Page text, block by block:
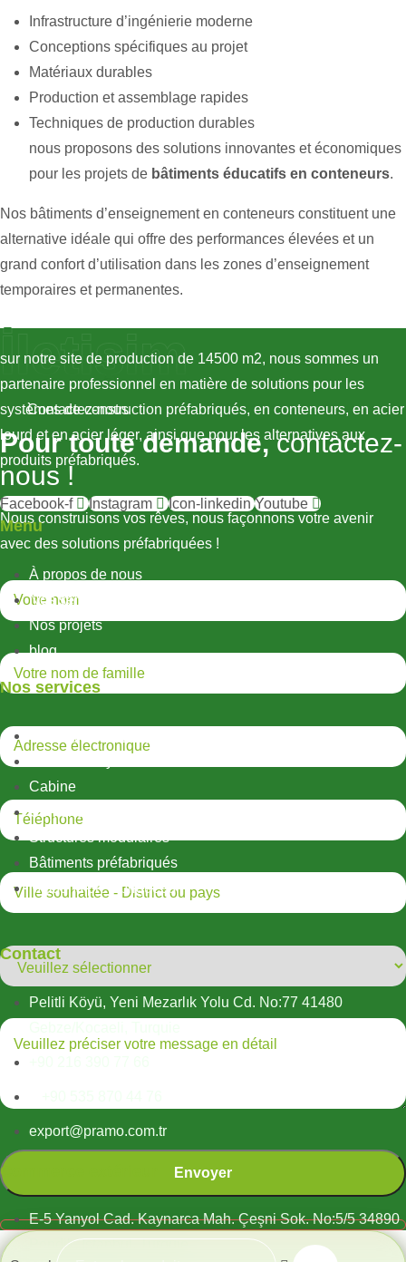
Infrastructure d’ingénierie moderne
Conceptions spécifiques au projet
Matériaux durables
Production et assemblage rapides
Techniques de production durables
nous proposons des solutions innovantes et économiques
pour les projets de bâtiments éducatifs en conteneurs.
Nos bâtiments d’enseignement en conteneurs constituent une
alternative idéale qui offre des performances élevées et un
grand confort d’utilisation dans les zones d’enseignement
temporaires et permanentes.
sur notre site de production de 14500 m2, nous sommes un
partenaire professionnel en matière de solutions pour les
systèmes de construction préfabriqués, en conteneurs, en acier
lourd et en acier léger, ainsi que pour les alternatives aux
produits préfabriqués.
Facebook-f Instagram Icon-linkedin Youtube
Menu
À propos de nous
Nos services
Nos projets
blog
Nos services
Structures métalliques légères
Cabine
Conteneur
Structures modulaires
Bâtiments préfabriqués
Maisons préfabriquées
Contact
Pelitli Köyü, Yeni Mezarlık Yolu Cd. No:77 41480
export@pramo.com.tr
Commerce extérieur
E-5 Yanyol Cad. Kaynarca Mah. Çeşni Sok. No:5/5 34890
Pendik, Istanbul, Turquie
İletişim
Contactez-nous
Pour toute demande,contactez-
nous !
Nous construisons vos rêves, nous façonnons votre avenir
avec des solutions préfabriquées !